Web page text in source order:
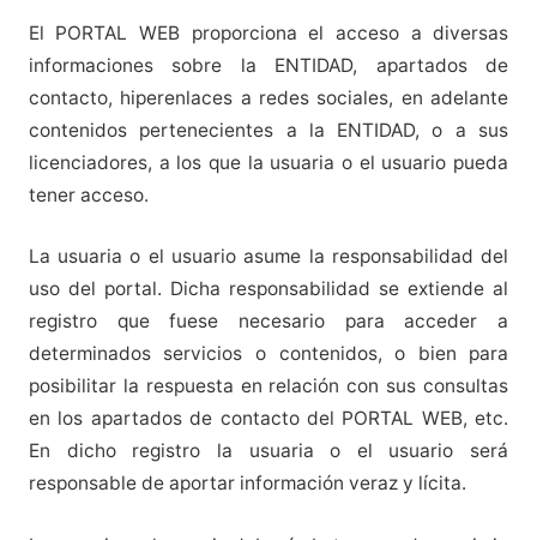
El PORTAL WEB proporciona el acceso a diversas
informaciones sobre la ENTIDAD, apartados de
contacto, hiperenlaces a redes sociales, en adelante
contenidos pertenecientes a la ENTIDAD, o a sus
licenciadores, a los que la usuaria o el usuario pueda
tener acceso.
La usuaria o el usuario asume la responsabilidad del
uso del portal. Dicha responsabilidad se extiende al
registro que fuese necesario para acceder a
determinados servicios o contenidos, o bien para
posibilitar la respuesta en relación con sus consultas
en los apartados de contacto del PORTAL WEB, etc.
En dicho registro la usuaria o el usuario será
responsable de aportar información veraz y lícita.